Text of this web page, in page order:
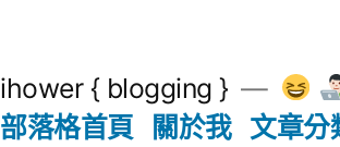
ihower { blogging }
部落格首頁
關於我 文章分